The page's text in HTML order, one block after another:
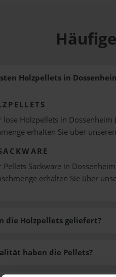
Holzpellets in
lose Holzpellets in Dossenheim
erhalten Sie über unseren
Pellets Sackware in
erhalten Sie über
die Holzpellets geliefert?
haben die Pellets?